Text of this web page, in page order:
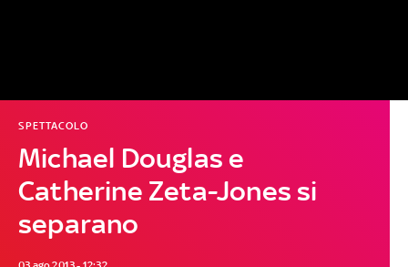
Michael Douglas e
Catherine Zeta-Jones si
separano
SPETTACOLO